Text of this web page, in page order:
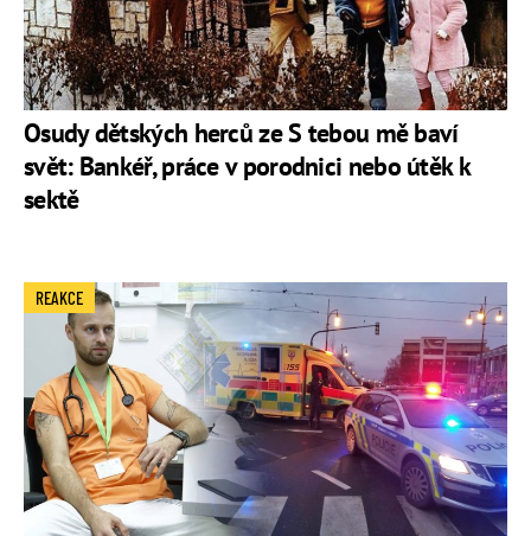
Osudy dětských herců ze S tebou mě baví
svět: Bankéř, práce v porodnici nebo útěk k
sektě
REAKCE